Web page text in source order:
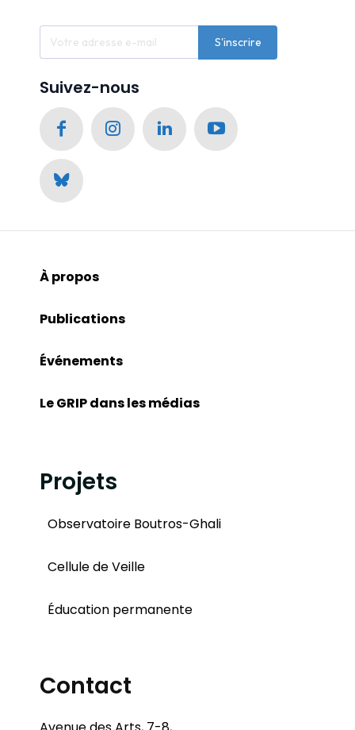
S'inscrire
Suivez-nous
À propos
Publications
Événements
Le GRIP dans les médias
Projets
Observatoire Boutros-Ghali
Cellule de Veille
Éducation permanente
Contact